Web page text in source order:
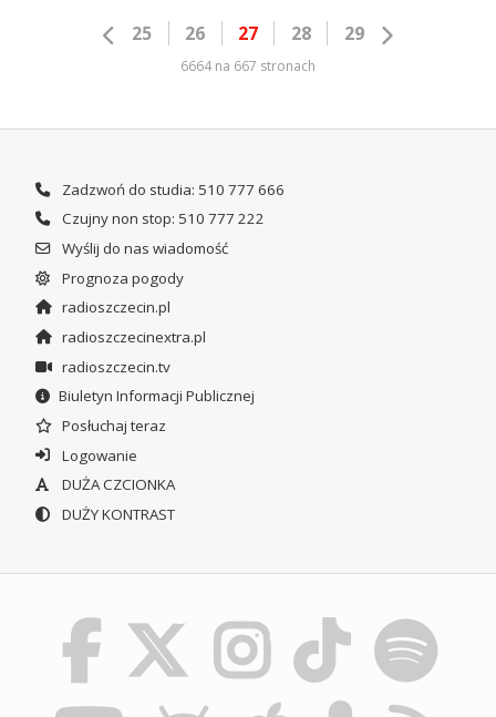
25 26 27 28 29
6664 na 667 stronach
Zadzwoń do studia: 510 777 666
Czujny non stop: 510 777 222
Wyślij do nas wiadomość
Prognoza pogody
radioszczecin.pl
radioszczecinextra.pl
radioszczecin.tv
Biuletyn Informacji Publicznej
Posłuchaj teraz
Logowanie
DUŻA CZCIONKA
DUŻY KONTRAST